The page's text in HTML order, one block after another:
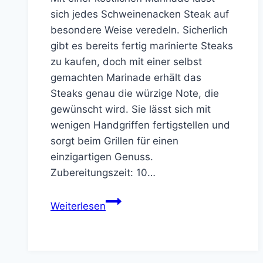
sich jedes Schweinenacken Steak auf
besondere Weise veredeln. Sicherlich
gibt es bereits fertig marinierte Steaks
zu kaufen, doch mit einer selbst
gemachten Marinade erhält das
Steaks genau die würzige Note, die
gewünscht wird. Sie lässt sich mit
wenigen Handgriffen fertigstellen und
sorgt beim Grillen für einen
einzigartigen Genuss.
Zubereitungszeit: 10…
WeiterlesenDie